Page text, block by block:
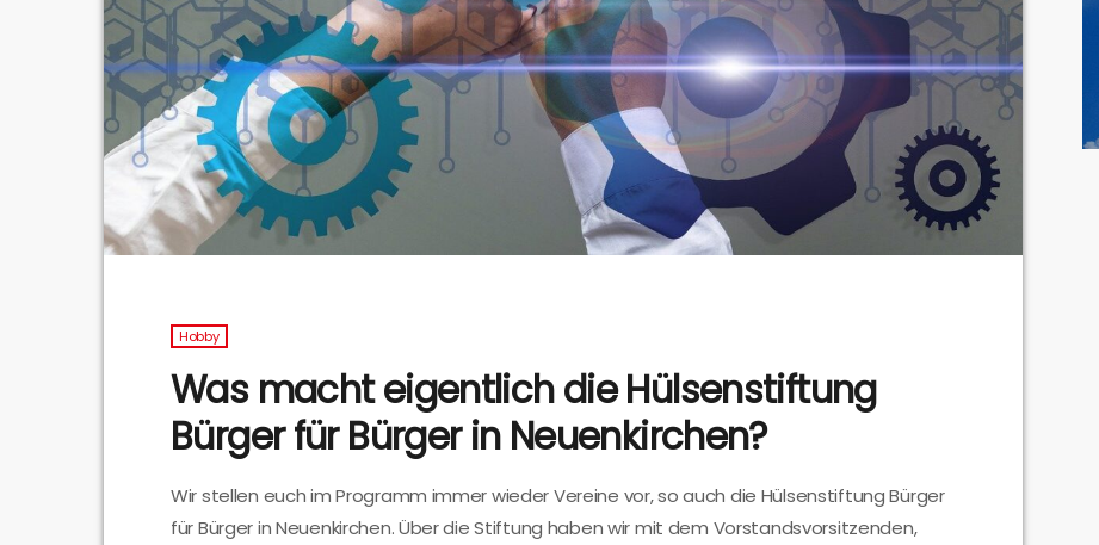
Hobby
Was macht eigentlich die Hülsenstiftung
Bürger für Bürger in Neuenkirchen?
Wir stellen euch im Programm immer wieder Vereine vor, so auch die Hülsenstiftung Bürger
für Bürger in Neuenkirchen. Über die Stiftung haben wir mit dem Vorstandsvorsitzenden,